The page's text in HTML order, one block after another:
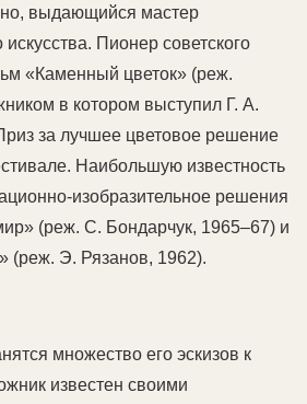
выдающийся мастер
Пионер советского
«Каменный цветок» (реж.
в котором выступил Г. А.
за лучшее цветовое решение
Наибольшую известность
изобразительное решения
(реж. С. Бондарчук, 1965–67) и
(реж. Э. Рязанов, 1962).
множество его эскизов к
известен своими